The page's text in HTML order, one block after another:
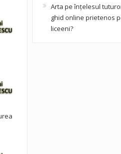
Arta pe înțelesul
ghid online prietenos
liceeni?